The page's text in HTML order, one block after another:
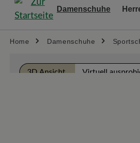
Damenschuhe
Home Damenschuhe
3D Ansicht Virtuell